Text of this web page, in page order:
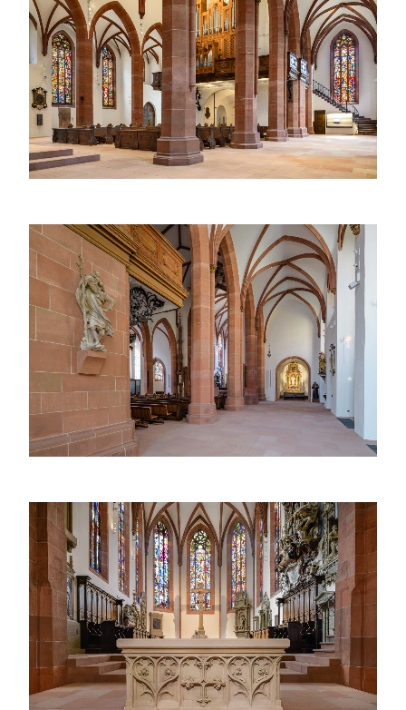
Ein Blick in das Hauptschiff der Stiftskirche Baden-
Baden: im Zentrum die Orgel, flankiert von kunstvoll
gestalteten Buntglasfenstern und gotischen Säulen.
Blick in Zwei-Punkt-Perspektive durch das südliche
Seitenschiff der Stiftskirche Baden-Baden mit der
Christophorus-Statue im Vordergrund und dem
barocken Nepomuk-Chor im Hintergrund.
Der neugotische Hauptaltar der Stiftskirche Baden-
Baden, eingerahmt von historischem Chorgestühl
und prächtigen Glasfenstern im Chorraum.